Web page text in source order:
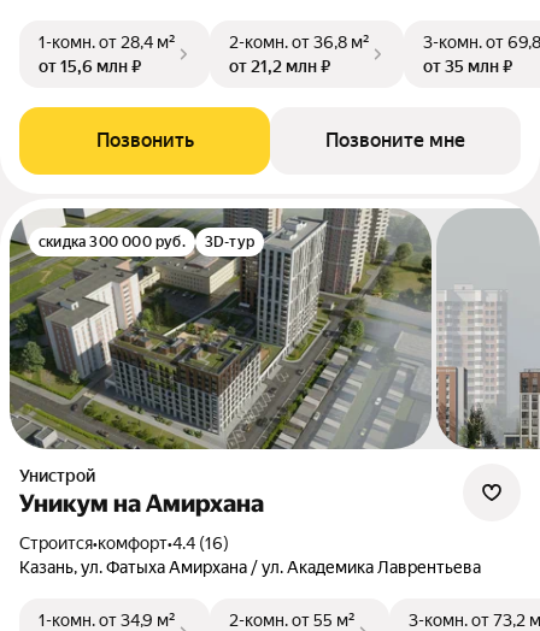
1-комн.от 28,4 м²
от 15,6 млн ₽
2-комн.от 36,8 м²
от 21,2 млн ₽
3-комн.от
от 35 млн ₽
Позвонить Позвоните мне
скидка 300 000 руб. 3D-тур
Унистрой
Уникум на Амирхана
Строится•комфорт•4.4 (16)
Казань, ул. Фатыха Амирхана / ул. Академика Лаврентьева
1-комн.от 34,9 м²
2-комн.от 55 м²
3-комн.от 73,2